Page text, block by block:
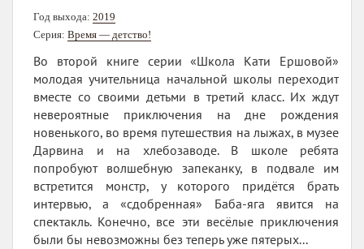
Год выхода: 2019
Серия: Время — детство!
Во второй книге серии «Школа Кати Ершовой»
молодая учительница начальной школы переходит
вместе со своими детьми в третий класс. Их ждут
невероятные приключения на дне рождения
новенького, во время путешествия на лыжах, в музее
Дарвина и на хлебозаводе. В школе ребята
попробуют волшебную запеканку, в подвале им
встретится монстр, у которого придётся брать
интервью, а «сдобренная» Баба-яга явится на
спектакль. Конечно, все эти весёлые приключения
были бы невозможны без теперь уже пятерых...